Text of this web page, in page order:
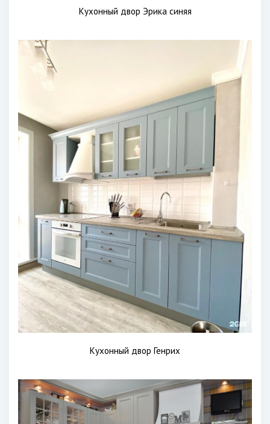
Кухонный двор Эрика синяя
Кухонный двор Генрих